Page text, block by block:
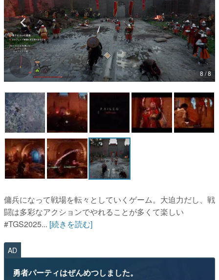
ゲームが変えた日本語
「経験値」「裏技」「ラスボス」… ゲームにまつわる言葉
の起源や用法の変遷を、コンピューター文化史研究家・タ
イニーP氏が徹底調査。
カテゴリ
特集記事
マンガ
女性向け
アプリレビュー
その他
電ファミニコゲーマーとは？
運営：株式会社マレ
8 / 8
傭兵になって戦場を転々としていくゲーム。大迫力だし、戦
闘は多彩なアクションでやれることが多くて楽しい
#TGS2025... [続きを読む]
AD
勇者パーティはぜんめつしました。